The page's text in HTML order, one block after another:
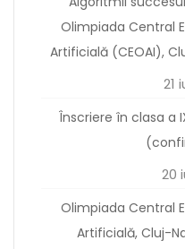
Olimpiada Central
Artificială (CEOAI),
21
Înscriere în clasa a
20
Olimpiada Central
Artificială, Cluj-